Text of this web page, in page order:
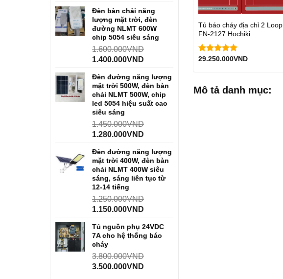
Đèn bàn chải năng
lượng mặt trời, đèn
đường NLMT 600W
chip 5054 siêu sáng
1.600.000VND
1.400.000VND
Đèn đường năng lượng
mặt trời 500W, đèn bàn
chải NLMT 500W, chip
led 5054 hiệu suất cao
siêu sáng
1.450.000VND
1.280.000VND
Đèn đường năng lượng
mặt trời 400W, đèn bàn
chải NLMT 400W siêu
sáng, sáng liên tục từ
12-14 tiếng
1.250.000VND
1.150.000VND
Tủ nguồn phụ 24VDC
7A cho hệ thống báo
cháy
3.800.000VND
3.500.000VND
Tủ báo cháy địa chỉ 2 Loop
FN-2127 Hochiki
Được xếp
29.250.000VND
Mô tả danh mục: